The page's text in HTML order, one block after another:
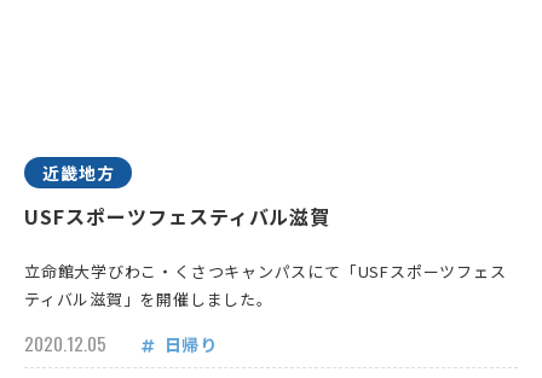
近畿地方
USFスポーツフェスティバル滋賀
立命館大学びわこ・くさつキャンパスにて「USFスポーツフェス
ティバル滋賀」を開催しました。
2020.12.05 日帰り